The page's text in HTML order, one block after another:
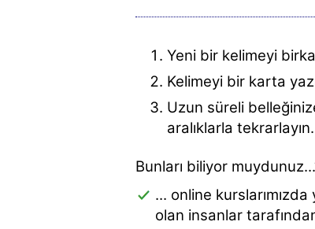
Yeni bir kelimeyi
Kelimeyi bir karta
Uzun süreli
aralıklarla tekrarlayın.
Bunları biliyor
... online
olan insanlar